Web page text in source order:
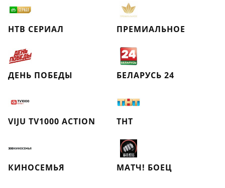
НТВ СЕРИАЛ ПРЕМИАЛЬНОЕ
ДЕНЬ ПОБЕДЫ БЕЛАРУСЬ 24
VIJU TV1000 ACTION ТНТ
КИНОСЕМЬЯ МАТЧ! БОЕЦ